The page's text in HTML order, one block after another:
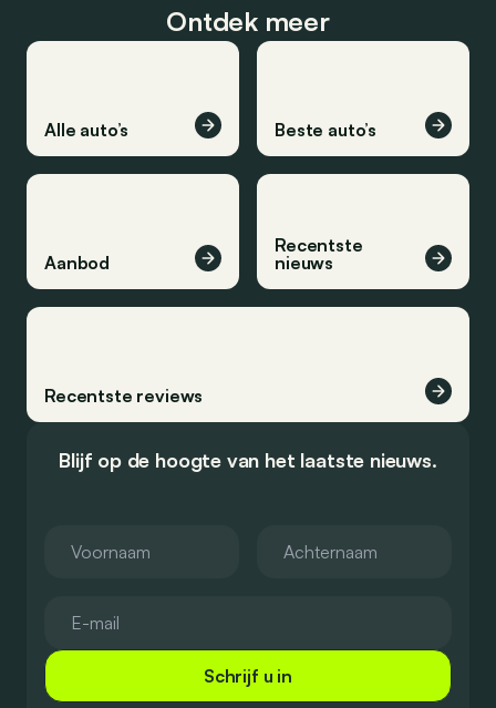
Ontdek meer
Alle auto’s Beste auto’s
Aanbod
Recentste
nieuws
Recentste reviews
Blijf op de hoogte van het laatste nieuws.
Schrijf u in